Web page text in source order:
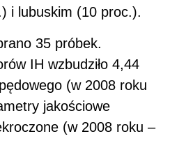
i lubuskim (10 proc.).
35 próbek.
IH wzbudziło 4,44
(w 2008 roku
jakościowe
(w 2008 roku –